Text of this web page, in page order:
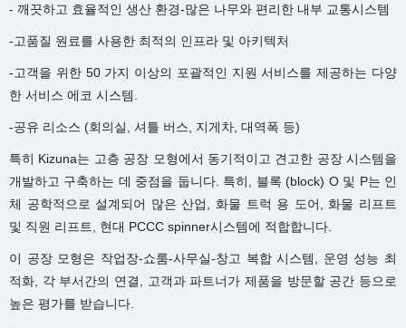
- 깨끗하고 효율적인 생산 환경-많은 나무와 편리한 내부 교통시스템
-고품질 원료를 사용한 최적의 인프라 및 아키텍처
-고객을 위한 50 가지 이상의 포괄적인 지원 서비스를 제공하는 다양
한 서비스 에코 시스템.
-공유 리소스 (회의실, 셔틀 버스, 지게차, 대역폭 등)
특히 Kizuna는 고층 공장 모형에서 동기적이고 견고한 공장 시스템을
개발하고 구축하는 데 중점을 둡니다. 특히, 블록 (block) O 및 P는 인
체 공학적으로 설계되어 많은 산업, 화물 트럭 용 도어, 화물 리프트
및 직원 리프트, 현대 PCCC spinner시스템에 적합합니다.
이 공장 모형은 작업장-쇼룸-사무실-창고 복합 시스템, 운영 성능 최
적화, 각 부서간의 연결, 고객과 파트너가 제품을 방문할 공간 등으로
높은 평가를 받습니다.